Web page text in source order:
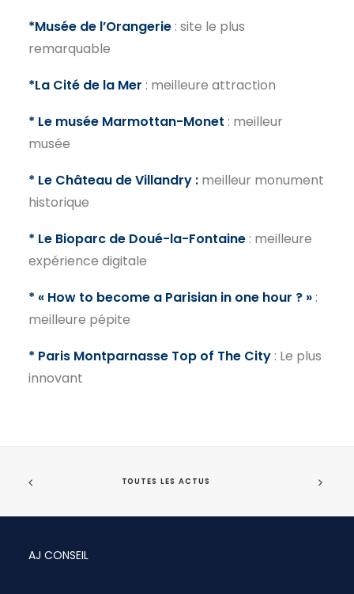
*Musée de l’Orangerie : site le plus
remarquable
*La Cité de la Mer : meilleure attraction
* Le musée Marmottan-Monet : meilleur
musée
* Le Château de Villandry : meilleur monument
historique
* Le Bioparc de Doué-la-Fontaine : meilleure
expérience digitale
* « How to become a Parisian in one hour ? » :
meilleure pépite
* Paris Montparnasse Top of The City : Le plus
innovant
TOUTES LES ACTUS
AJ CONSEIL